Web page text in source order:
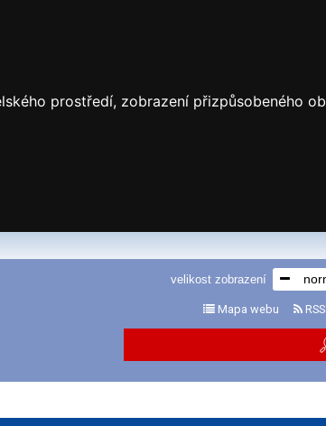
prostředí, zobrazení přizpůsobeného
velikost zobrazení
Mapa webu RSS